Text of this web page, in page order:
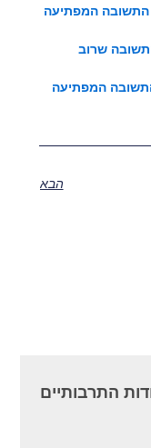
התשובה המפתיעה
שרוב
המפתיעה
הבא
התרבותיים